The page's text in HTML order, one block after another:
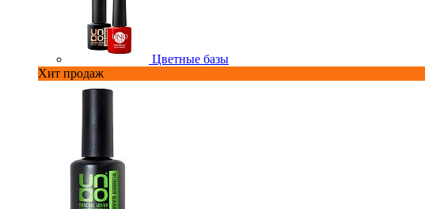
Цветные базы
Хит продаж